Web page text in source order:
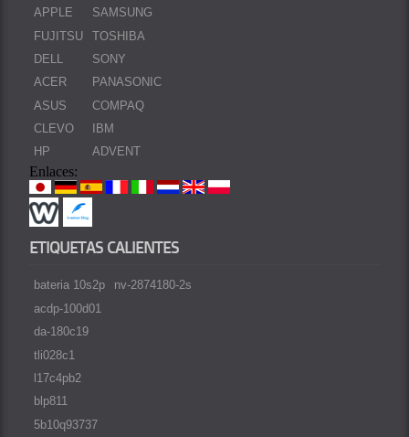
APPLE
FUJITSU
DELL
ACER
ASUS
CLEVO
HP
SAMSUNG
TOSHIBA
SONY
PANASONIC
COMPAQ
IBM
ADVENT
Enlaces:
ETIQUETAS CALIENTES
bateria 10s2p
acdp-100d01
da-180c19
tli028c1
l17c4pb2
blp811
5b10q93737
nv-2874180-2s